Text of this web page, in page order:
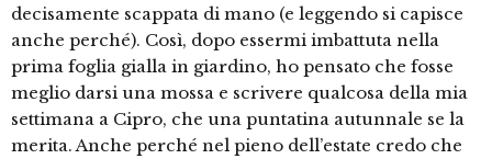
decisamente scappata di mano (e leggendo si capisce
anche perché). Così, dopo essermi imbattuta nella
prima foglia gialla in giardino, ho pensato che fosse
meglio darsi una mossa e scrivere qualcosa della mia
settimana a Cipro, che una puntatina autunnale se la
merita. Anche perché nel pieno dell’estate credo che